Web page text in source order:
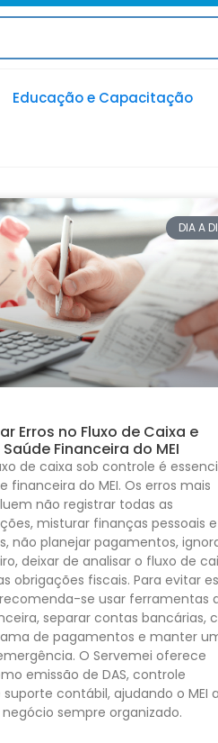
Educação e Capacitação
DIA A
Erros no Fluxo de Caixa e
Financeira do MEI
de caixa sob controle é
financeira do MEI. Os erros mais
não registrar todas as
misturar finanças pessoais e
não planejar pagamentos,
deixar de analisar o fluxo de
obrigações fiscais. Para evitar
se usar ferramentas
separar contas bancárias,
de pagamentos e manter
O Servemei oferece
emissão de DAS, controle
contábil, ajudando o MEI a
sempre organizado.